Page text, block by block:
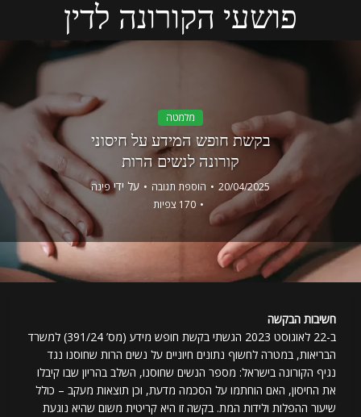
פושעי הקורונה לדין
מלמטה
בקשת חופש המידע על חיסוני
קורונה לנשים הרות
20/04/2025 הוספת תגובה על ידיפינה
170 צפיות
חשיבות הבקשה
ב-22 לאוגוסט 2023 הגשתי בקשת חופש מידע (מס’ 391/24) למשרד
הבריאות, במטרה לחשוף נתונים חיוניים על נשים הרות שחוסנו נגד
נגיף הקורונה בישראל: מספר הנשים שחוסנו, השלב בהריון שבו קיבלו
את החיסון, האם הוחתמו על הסכמה מדעת, וכן תוצאות מעקב – כולל
שיעור ההפלות ולידות המת. בקשה זו היא קריטית משום שהיא נוגעת